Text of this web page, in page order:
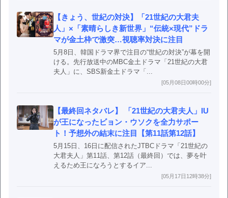
【きょう、世紀の対決】「21世紀の大君夫
人」×「素晴らしき新世界」“伝統×現代”ドラ
マが金土枠で激突…視聴率対決に注目
5月8日、韓国ドラマ界で注目の“世紀の対決”が幕を開
ける。先行放送中のMBC金土ドラマ「21世紀の大君
夫人」に、SBS新金土ドラマ「...
[05月08日00時00分]
【最終回ネタバレ】 「21世紀の大君夫人」IU
が王になったビョン・ウソクを全力サポー
ト！予想外の結末に注目【第11話第12話】
5月15日、16日に配信されたJTBCドラマ「21世紀の
大君夫人」第11話、第12話（最終回）では、夢を叶
えるため王になろうとするイア...
[05月17日12時38分]